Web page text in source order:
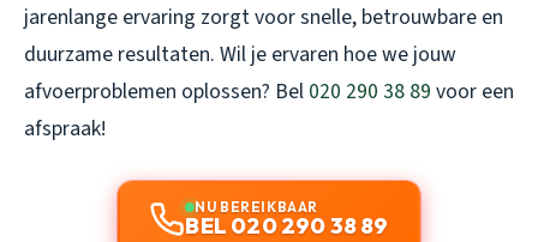
jarenlange ervaring zorgt voor snelle, betrouwbare en
duurzame resultaten. Wil je ervaren hoe we jouw
afvoerproblemen oplossen? Bel 020 290 38 89 voor een
afspraak!
NU BEREIKBAAR
BEL 020 290 38 89